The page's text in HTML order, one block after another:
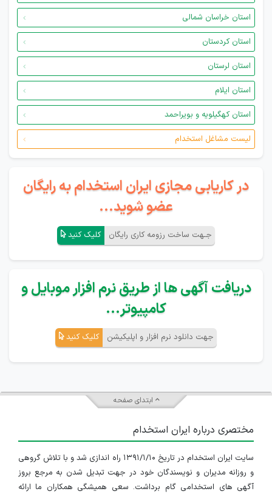
استان خراسان شمالی
استان کردستان
استان لرستان
استان ایلام
استان کهگیلویه و بویراحمد
لیست مشاغل استخدام
در کاریابی مجازی ایران استخدام به رایگان
عضو شوید...
جـهت ساخت رزومه کاری رایگان کلیک کنید
دریافت آگهی ها از طریق نرم افزار موبایل و
کامپیوتر...
جهت دانلود نرم افزار و اپلیکیشن کلیک کنید
ابتدای صفحه
مختصری درباره ایران استخدام
سایت ایران استخدام در تاریخ ۱۳۹۱/۱/۱۰ راه اندازی شد و با تلاش گروهی
و روزانه مدیران و نویسندگان خود در جهت تبدیل شدن به مرجع بروز
آگهی های استخدامی گام برداشت. سعی همیشگی همکاران ما ارائه